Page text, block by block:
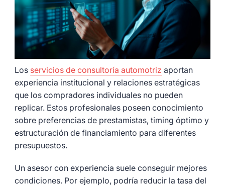
Los servicios de consultoría automotriz aportan
experiencia institucional y relaciones estratégicas
que los compradores individuales no pueden
replicar. Estos profesionales poseen conocimiento
sobre preferencias de prestamistas, timing óptimo y
estructuración de financiamiento para diferentes
presupuestos.
Un asesor con experiencia suele conseguir mejores
condiciones. Por ejemplo, podría reducir la tasa del